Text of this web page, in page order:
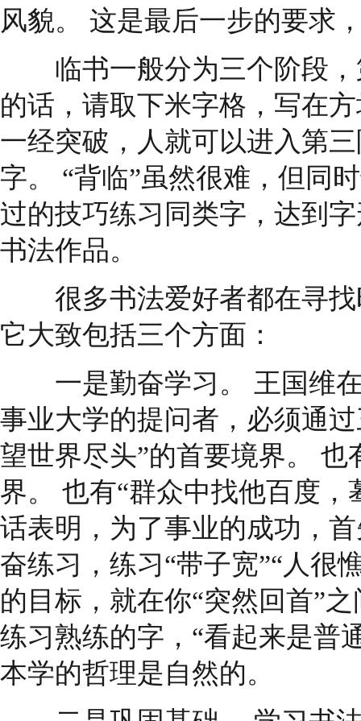
风貌。 这是最后一步的要求
临书一般分为三个阶段，
的话，请取下米字格，写在
一经突破，人就可以进入第
字。 “背临”虽然很难，但同
过的技巧练习同类字，达到
书法作品。
很多书法爱好者都在寻找
它大致包括三个方面：
一是勤奋学习。 王国维在
事业大学的提问者，必须通
望世界尽头”的首要境界。
界。 也有“群众中找他百度
话表明，为了事业的成功，
奋练习，练习“带子宽”“人很
的目标，就在你“突然回首”
练习熟练的字，“看起来是普
本学的哲理是自然的。